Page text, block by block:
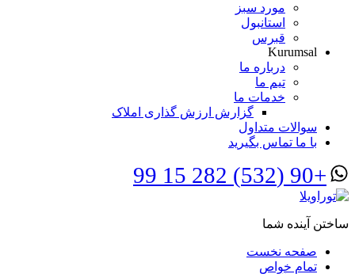
مورد سبز
استانبول
قبرس
Kurumsal
درباره ما
تیم ما
خدمات ما
گزارش ارزش گذاری املاک
سوالات متداول
با ما تماس بگیرید
+90 (532) 282 15 99
ساختن آینده شما
صفحه نخست
تمام خواص